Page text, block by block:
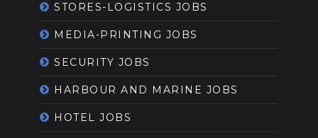
STORES-LOGISTICS JOBS
MEDIA-PRINTING JOBS
SECURITY JOBS
HARBOUR AND MARINE JOBS
HOTEL JOBS